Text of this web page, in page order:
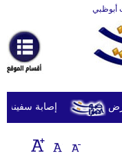
أخبارعاجلة
رياضة
ثقافة
إقتصاد
إصابة سفينة